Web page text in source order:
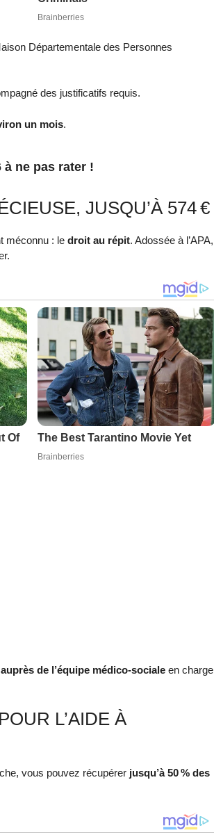
Départementale des Personnes
des justificatifs requis.
un mois.
ne pas rater !
JUSQU’À 574 €
méconnu : le droit au répit. Adossée à l’APA,
de l’équipe médico-sociale en charge
L’AIDE À
vous pouvez récupérer jusqu’à 50 % des